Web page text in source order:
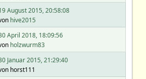
August 2015, 20:58:08
hive2015
April 2018, 18:09:56
holzwurm83
Januar 2015, 21:29:40
horst111